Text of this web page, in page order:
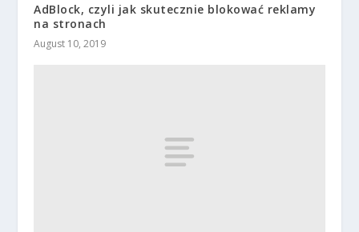
AdBlock, czyli jak skutecznie blokować reklamy
na stronach
August 10, 2019